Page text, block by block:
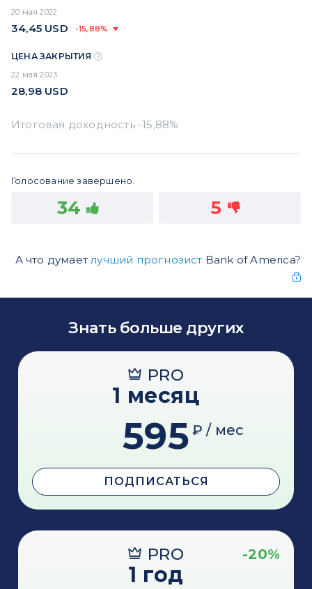
20 мая 2022
34,45 USD -15,88%
ЦЕНА ЗАКРЫТИЯ
22 мая 2023
28,98 USD
Голосование завершено.
34 5
А что думаетлучший прогнозист Bank of America?
Знать больше других
PRO
1 месяц
595 ₽ / мес
ПОДПИСАТЬСЯ
PRO -20%
1 год